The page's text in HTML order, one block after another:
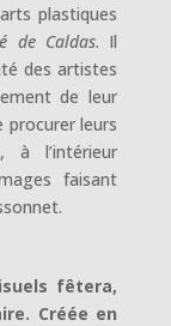
plastiques
de Caldas. Il
des artistes
de leur
procurer leurs
à l’intérieur
faisant
fêtera,
Créée en